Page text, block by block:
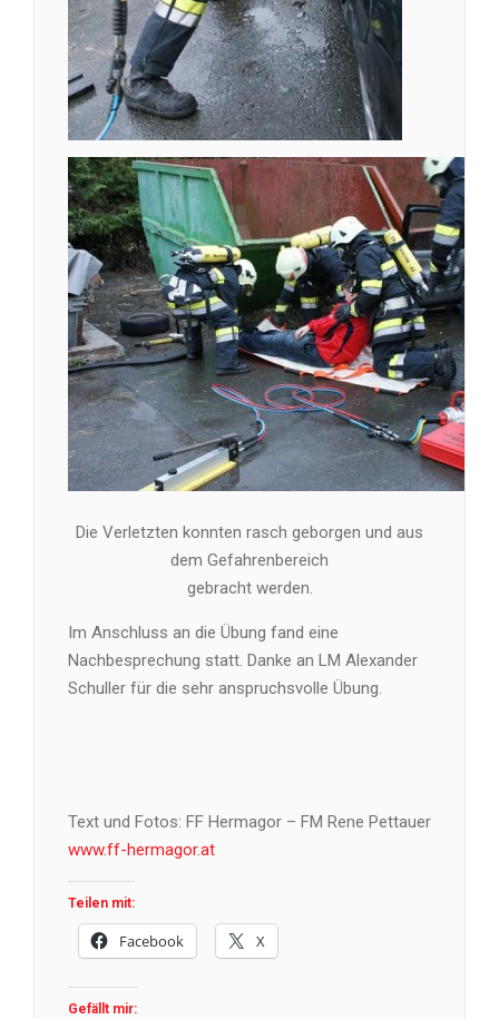
Die Verletzten konnten rasch geborgen und aus
dem Gefahrenbereich
gebracht werden.
Im Anschluss an die Übung fand eine
Nachbesprechung statt. Danke an LM Alexander
Schuller für die sehr anspruchsvolle Übung.
Text und Fotos: FF Hermagor – FM Rene Pettauer
www.ff-hermagor.at
Teilen mit:
Facebook X
Gefällt mir: